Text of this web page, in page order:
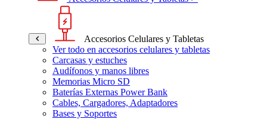
Accesorios Celulares y Tabletas
Ver todo en accesorios celulares y tabletas
Carcasas y estuches
Audífonos y manos libres
Memorias Micro SD
Baterías Externas Power Bank
Cables, Cargadores, Adaptadores
Bases y Soportes